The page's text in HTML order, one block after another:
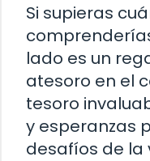
Si supieras
lado es un
atesoro en el
tesoro
y esperanzas
desafíos de la